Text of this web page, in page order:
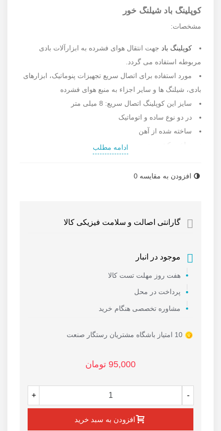
کوپلینگ باد شیلنگ خور
مشخصات:
کوپلینگ باد جهت انتقال هوای فشرده به ابزارآلات بادی
مربوطه استفاده می گردد.
مورد استفاده برای اتصال سریع تجهیزات پنوماتیک، ابزارهای
بادی، شیلنگ ها و سایر اجزاء به منبع هوای فشرده
سایز این کوپلینگ اتصال سریع: 8 میلی متر
در دو نوع ساده و اتوماتیک
ساخته شده از آهن
ساخت کشور چین
رستگار صنعت مراجعه نمایید.
ادامه مطلب
افزودن به مقایسه 0
گارانتی اصالت و سلامت فیزیکی کالا
موجود در انبار
هفت روز مهلت تست کالا
پرداخت در محل
مشاوره تخصصی هنگام خرید
95,000 تومان
-
+
افزودن به سبد خرید